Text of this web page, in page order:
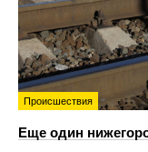
Происшествия
Еще один